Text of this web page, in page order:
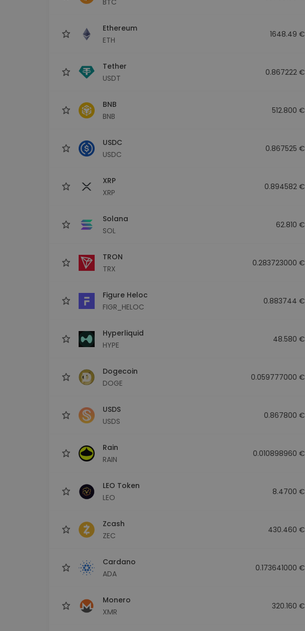
Ethereum
ETH
1648.49 €
Tether
USDT
0.867222 €
BNB
BNB
512.800 €
USDC
USDC
0.867525 €
XRP
XRP
0.894582 €
Solana
SOL
62.810 €
TRON
TRX
0.283723000 €
Figure Heloc
FIGR_HELOC
0.883744 €
Hyperliquid
HYPE
48.580 €
Dogecoin
DOGE
0.059777000 €
USDS
USDS
0.867800 €
Rain
RAIN
0.010898960 €
LEO Token
LEO
8.4700 €
Zcash
ZEC
430.460 €
Cardano
ADA
0.173641000 €
Monero
XMR
320.160 €